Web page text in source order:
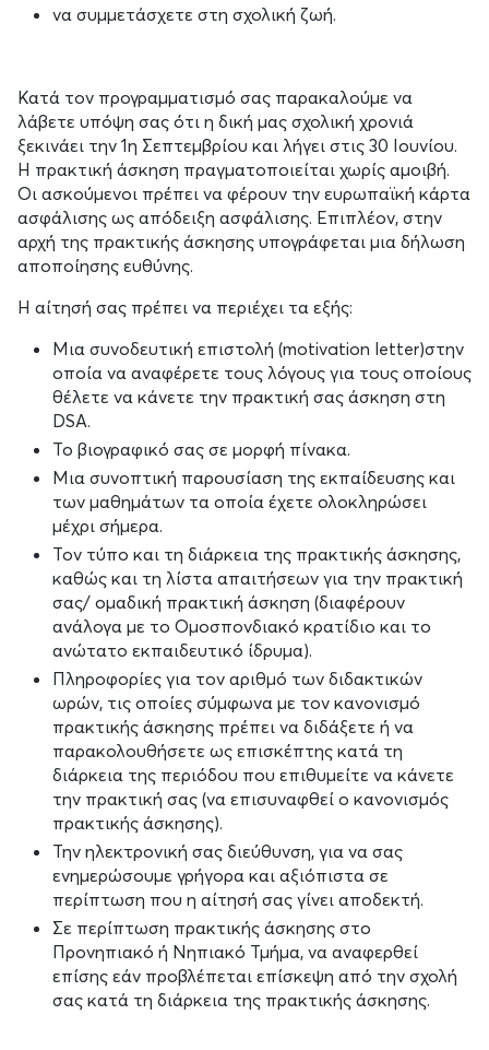
να συμμετάσχετε στη σχολική ζωή.
Κατά τον προγραμματισμό σας παρακαλούμε να
λάβετε υπόψη σας ότι η δική μας σχολική χρονιά
ξεκινάει την 1η Σεπτεμβρίου και λήγει στις 30 Ιουνίου.
Η πρακτική άσκηση πραγματοποιείται χωρίς αμοιβή.
Οι ασκούμενοι πρέπει να φέρουν την ευρωπαϊκή κάρτα
ασφάλισης ως απόδειξη ασφάλισης. Επιπλέον, στην
αρχή της πρακτικής άσκησης υπογράφεται μια δήλωση
αποποίησης ευθύνης.
Η αίτησή σας πρέπει να περιέχει τα εξής:
Μια συνοδευτική επιστολή (motivation letter)στην
οποία να αναφέρετε τους λόγους για τους οποίους
θέλετε να κάνετε την πρακτική σας άσκηση στη
DSA.
Το βιογραφικό σας σε μορφή πίνακα.
Μια συνοπτική παρουσίαση της εκπαίδευσης και
των μαθημάτων τα οποία έχετε ολοκληρώσει
μέχρι σήμερα.
Τον τύπο και τη διάρκεια της πρακτικής άσκησης,
καθώς και τη λίστα απαιτήσεων για την πρακτική
σας/ ομαδική πρακτική άσκηση (διαφέρουν
ανάλογα με το Ομοσπονδιακό κρατίδιο και το
ανώτατο εκπαιδευτικό ίδρυμα).
Πληροφορίες για τον αριθμό των διδακτικών
ωρών, τις οποίες σύμφωνα με τον κανονισμό
πρακτικής άσκησης πρέπει να διδάξετε ή να
παρακολουθήσετε ως επισκέπτης κατά τη
διάρκεια της περιόδου που επιθυμείτε να κάνετε
την πρακτική σας (να επισυναφθεί ο κανονισμός
πρακτικής άσκησης).
Την ηλεκτρονική σας διεύθυνση, για να σας
ενημερώσουμε γρήγορα και αξιόπιστα σε
περίπτωση που η αίτησή σας γίνει αποδεκτή.
Σε περίπτωση πρακτικής άσκησης στο
Προνηπιακό ή Νηπιακό Τμήμα, να αναφερθεί
επίσης εάν προβλέπεται επίσκεψη από την σχολή
σας κατά τη διάρκεια της πρακτικής άσκησης.